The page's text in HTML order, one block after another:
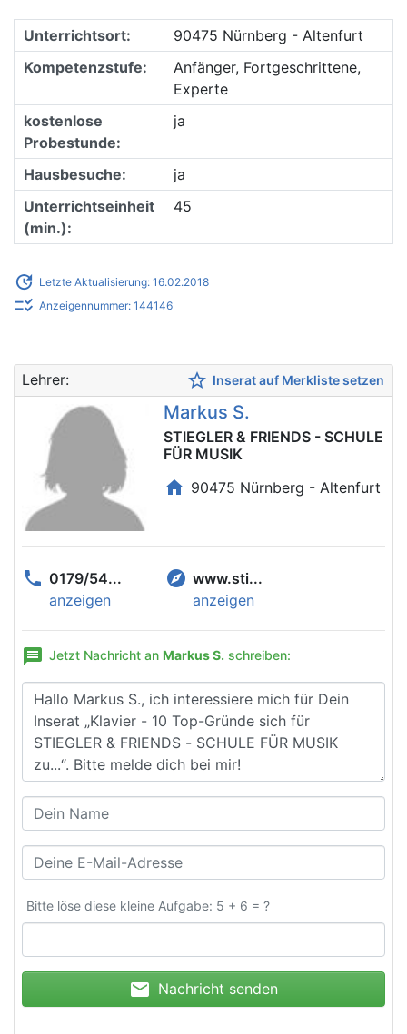
Unterrichtsort:
90475 Nürnberg - Altenfurt
Kompetenzstufe:
Anfänger, Fortgeschrittene,
Experte
kostenlose
Probestunde:
ja
Hausbesuche:
ja
Unterrichtseinheit
(min.):
45
update Letzte Aktualisierung: 16.02.2018
checklist_rtl Anzeigennummer: 144146
Lehrer: star_border Inserat auf Merkliste setzen
Markus S.
STIEGLER & FRIENDS - SCHULE
FÜR MUSIK
home 90475 Nürnberg - Altenfurt
phone 0179/54...
anzeigen
explore www.sti...
anzeigen
message Jetzt Nachricht an Markus S. schreiben:
Bitte löse diese kleine Aufgabe: 5 + 6 = ?
mail Nachricht senden